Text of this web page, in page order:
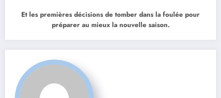
Et les premières décisions de tomber dans la foulée pour
préparer au mieux la nouvelle saison.